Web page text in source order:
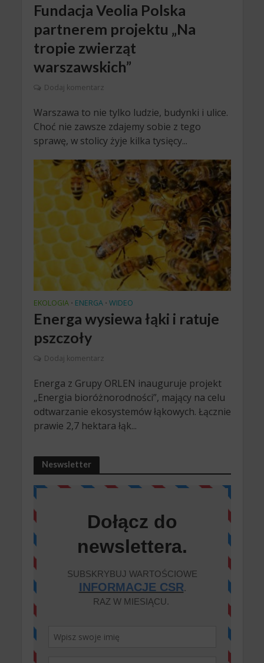
Fundacja Veolia Polska
partnerem projektu „Na
tropie zwierząt
warszawskich”
Dodaj komentarz
Warszawa to nie tylko ludzie, budynki i ulice.
Choć nie zawsze zdajemy sobie z tego
sprawę, w stolicy żyje kilka tysięcy...
EKOLOGIA • ENERGA • WIDEO
Energa wysiewa łąki i ratuje
pszczoły
Dodaj komentarz
Energa z Grupy ORLEN inauguruje projekt
„Energia bioróżnorodności”, mający na celu
odtwarzanie ekosystemów łąkowych. Łącznie
prawie 2,7 hektara łąk...
Neswsletter